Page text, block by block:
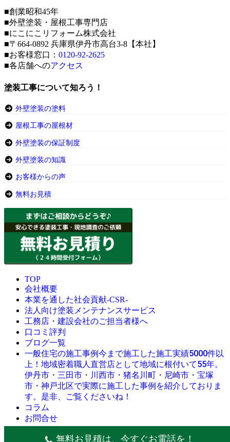
■創業昭和45年
■外壁塗装・屋根工事専門店
■にこにこリフォーム株式会社
■〒664-0892 兵庫県伊丹市高台3-8【本社】
■お客様窓口： 0120-92-2625
■各店舗へのアクセス
塗装工事について知ろう！
外壁塗装の塗料
屋根工事の屋根材
外壁塗装の保証制度
外壁塗装の知識
お客様からの声
無料お見積
TOP
会社概要
本業を通した社会貢献-CSR-
法人向け塗装メンテナンスサービス
工務店・建設会社のご担当者様へ
口コミ評判
ブログ一覧
一般住宅の施工事例今まで施工した施工実績5000件以
上！地域密着職人直営店として地域に根付いて55年。
伊丹市・三田市・川西市・猪名川町・尼崎市・宝塚
市・神戸北区で実際に施工した事例を紹介しておりま
す。是非、ご覧くださいね！
コラム
お問合せ
© 創業昭和45年・感動の塗替え・屋根リフォームの職人直営
無料お見積は、今すぐお電話を！